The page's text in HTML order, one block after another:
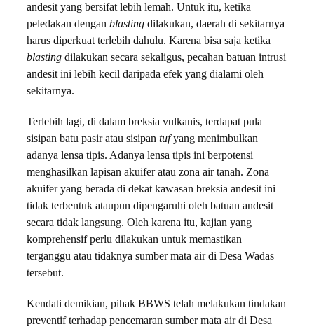
andesit yang bersifat lebih lemah. Untuk itu, ketika
peledakan dengan blasting dilakukan, daerah di sekitarnya
harus diperkuat terlebih dahulu. Karena bisa saja ketika
blasting dilakukan secara sekaligus, pecahan batuan intrusi
andesit ini lebih kecil daripada efek yang dialami oleh
sekitarnya.
Terlebih lagi, di dalam breksia vulkanis, terdapat pula
sisipan batu pasir atau sisipan tufyang menimbulkan
adanya lensa tipis. Adanya lensa tipis ini berpotensi
menghasilkan lapisan akuifer atau zona air tanah. Zona
akuifer yang berada di dekat kawasan breksia andesit ini
tidak terbentuk ataupun dipengaruhi oleh batuan andesit
secara tidak langsung. Oleh karena itu, kajian yang
komprehensif perlu dilakukan untuk memastikan
terganggu atau tidaknya sumber mata air di Desa Wadas
tersebut.
Kendati demikian, pihak BBWS telah melakukan tindakan
preventif terhadap pencemaran sumber mata air di Desa